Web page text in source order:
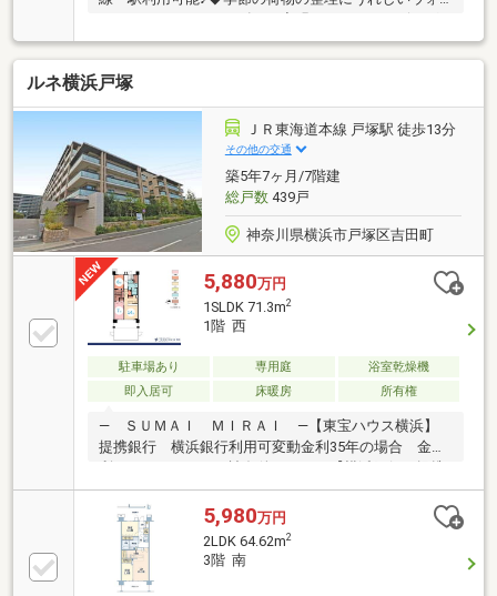
♪【株式会社リビングライフ】創業35年の信頼で未公
開情報多数のリビングライフがご紹介します。宅建士
×FP×住宅ローンアドバイザーの資格を併せ持つ『ライ
フ・エキスパート・プランナー』がお客様の老後も見
据えたライフプランを無料作成。お気軽にご相談下さ
い！☆物件のお問合せは〈0120-536-655〉☆
ルネ横浜戸塚
ＪＲ東海道本線 戸塚駅 徒歩13分
その他の交通
築5年7ヶ月/7階建
総戸数439戸
神奈川県横浜市戸塚区吉田町
5,880万円
1SLDK 71.3m2
1階 西
駐車場あり 専用庭
浴室乾燥機
即入居可
床暖房 所有権
― ＳＵＭＡＩ ＭＩＲＡＩ ―【東宝ハウス横浜】
提携銀行 横浜銀行利用可変動金利35年の場合 金
金利】お問い合わせは【フリーダイヤル： ０１２０
－７５９－６１０ 】までお気軽にどうぞ♪
5,980万円
2LDK 64.62m2
3階 南